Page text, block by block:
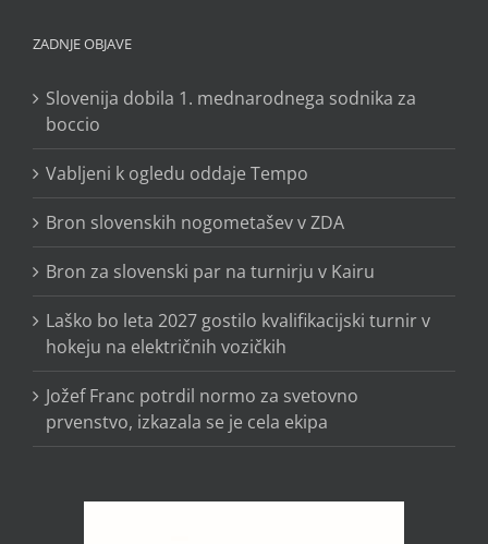
ZADNJE OBJAVE
Slovenija dobila 1. mednarodnega sodnika za
boccio
Vabljeni k ogledu oddaje Tempo
Bron slovenskih nogometašev v ZDA
Bron za slovenski par na turnirju v Kairu
Laško bo leta 2027 gostilo kvalifikacijski turnir v
hokeju na električnih vozičkih
Jožef Franc potrdil normo za svetovno
prvenstvo, izkazala se je cela ekipa